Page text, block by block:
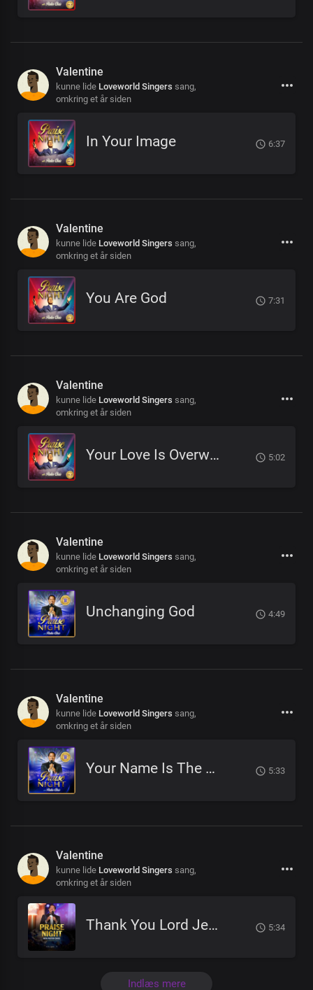
Valentine
kunne lide Loveworld Singers sang,
omkring et år siden
In Your Image 6:37
Valentine
kunne lide Loveworld Singers sang,
omkring et år siden
You Are God 7:31
Valentine
kunne lide Loveworld Singers sang,
omkring et år siden
Your Love Is Overwhelming 5:02
Valentine
kunne lide Loveworld Singers sang,
omkring et år siden
Unchanging God 4:49
Valentine
kunne lide Loveworld Singers sang,
omkring et år siden
Your Name Is The Greatest Of All 5:33
Valentine
kunne lide Loveworld Singers sang,
omkring et år siden
Thank You Lord Jesus 5:34
Indlæs mere